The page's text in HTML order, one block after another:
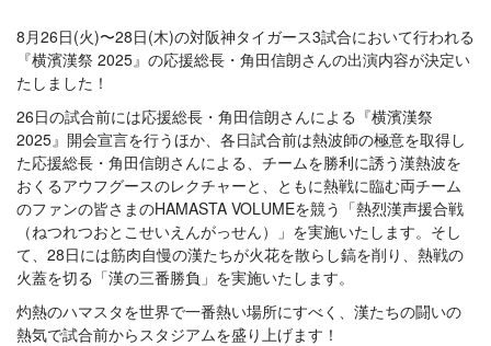
8月26日(火)〜28日(木)の対阪神タイガース3試合において行われる
『横濱漢祭 2025』の応援総長・角田信朗さんの出演内容が決定い
たしました！
26日の試合前には応援総長・角田信朗さんによる『横濱漢祭
2025』開会宣言を行うほか、各日試合前は熱波師の極意を取得し
た応援総長・角田信朗さんによる、チームを勝利に誘う漢熱波を
おくるアウフグースのレクチャーと、ともに熱戦に臨む両チーム
のファンの皆さまのHAMASTA VOLUMEを競う「熱烈漢声援合戦
（ねつれつおとこせいえんがっせん）」を実施いたします。そし
て、28日には筋肉自慢の漢たちが火花を散らし鎬を削り、熱戦の
火蓋を切る「漢の三番勝負」を実施いたします。
灼熱のハマスタを世界で一番熱い場所にすべく、漢たちの闘いの
熱気で試合前からスタジアムを盛り上げます！